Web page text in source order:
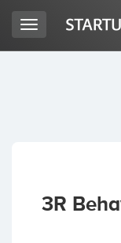
ACCESO
Toggle
navigation
3R